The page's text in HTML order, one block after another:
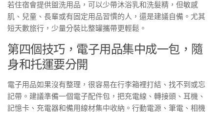
若住宿會提供盥洗用品，可以少帶沐浴乳和洗髮精，但敏感
肌、兒童、長輩或有固定用品習慣的人，還是建議自備。尤其
短天數旅行，少量分裝比整罐攜帶更輕鬆。
第四個技巧，電子用品集中成一包，隨
身和托運要分開
電子用品如果沒有整理，很容易在行李箱裡打結、找不到或忘
記帶。建議準備一個電子配件包，把充電線、轉接頭、耳機、
記憶卡、充電器和備用線材集中收納。行動電源、筆電、相機